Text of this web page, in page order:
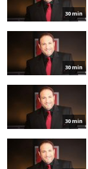
30 min
30 min
30 min